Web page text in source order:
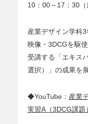
10：00～17：30（
産業デザイン学科3
映像・3DCGを駆
受講する「エキス
選択）」の成果を
◆YouTube： 産業
実習A（3DCG課題